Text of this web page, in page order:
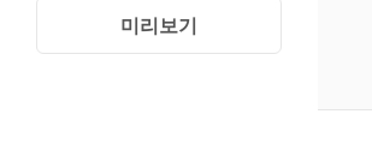
미리보기